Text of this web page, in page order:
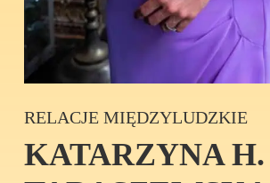
RELACJE MIĘDZYLUDZKIE
KATARZYNA H.